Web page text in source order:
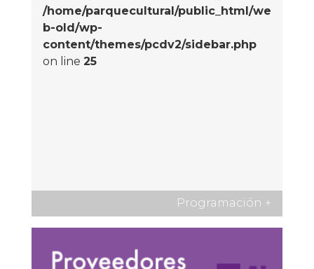
/home/parquecultural/public_html/we
b-old/wp-
content/themes/pcdv2/sidebar.php
on line 25
Programación +